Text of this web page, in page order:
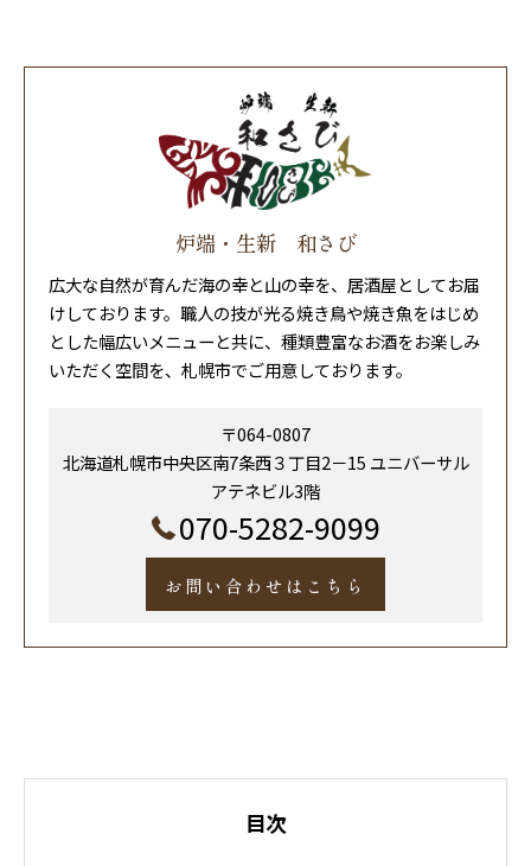
炉端・生新 和さび
広大な自然が育んだ海の幸と山の幸を、居酒屋としてお届
けしております。職人の技が光る焼き鳥や焼き魚をはじめ
とした幅広いメニューと共に、種類豊富なお酒をお楽しみ
いただく空間を、札幌市でご用意しております。
〒064-0807
北海道札幌市中央区南7条西３丁目2－15 ユニバーサル
アテネビル3階
070-5282-9099
お問い合わせはこちら
目次